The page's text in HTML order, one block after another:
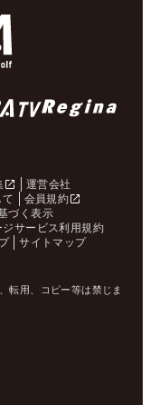
運営会社
会員規約
づく表示
ジサービス利用規約
サイトマップ
転用、コピー等は禁じま